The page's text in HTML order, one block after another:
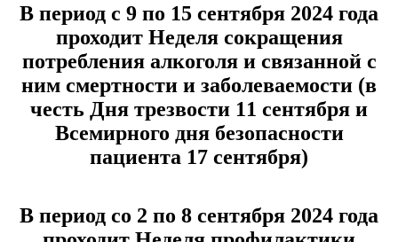
В период с 9 по 15 сентября 2024 года
проходит Неделя сокращения
потребления алкоголя и связанной с
ним смертности и заболеваемости (в
честь Дня трезвости 11 сентября и
Всемирного дня безопасности
пациента 17 сентября)
В период со 2 по 8 сентября 2024 года